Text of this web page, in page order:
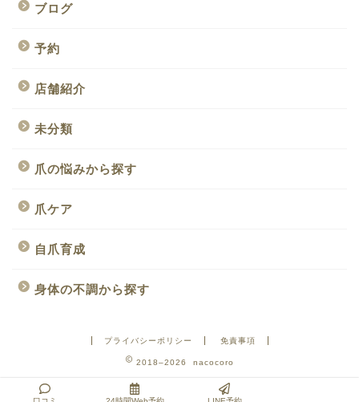
ブログ
予約
店舗紹介
未分類
爪の悩みから探す
爪ケア
自爪育成
身体の不調から探す
プライバシーポリシー 免責事項
2018–2026 nacocoro